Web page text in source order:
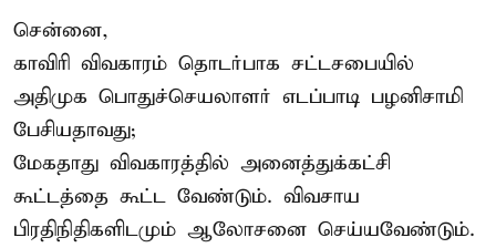
சென்னை,
காவிரி விவகாரம் தொடர்பாக சட்டசபையில்
அதிமுக பொதுச்செயலாளர் எடப்பாடி பழனிசாமி
பேசியதாவது;
மேகதாது விவகாரத்தில் அனைத்துக்கட்சி
கூட்டத்தை கூட்ட வேண்டும். விவசாய
பிரதிநிதிகளிடமும் ஆலோசனை செய்யவேண்டும்.